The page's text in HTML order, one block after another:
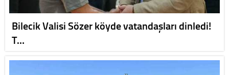
Bilecik Valisi Sözer köyde vatandaşları dinledi!
T…